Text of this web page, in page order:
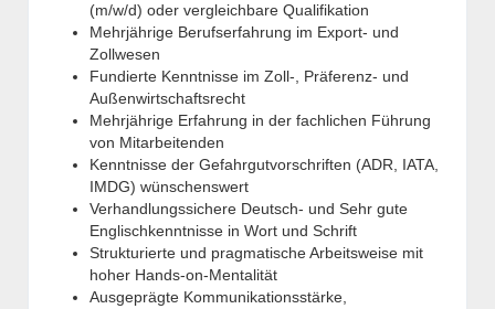
(m/w/d) oder vergleichbare Qualifikation
Mehrjährige Berufserfahrung im Export- und
Zollwesen
Fundierte Kenntnisse im Zoll-, Präferenz- und
Außenwirtschaftsrecht
Mehrjährige Erfahrung in der fachlichen Führung
von Mitarbeitenden
Kenntnisse der Gefahrgutvorschriften (ADR, IATA,
IMDG) wünschenswert
Verhandlungssichere Deutsch- und Sehr gute
Englischkenntnisse in Wort und Schrift
Strukturierte und pragmatische Arbeitsweise mit
hoher Hands-on-Mentalität
Ausgeprägte Kommunikationsstärke,